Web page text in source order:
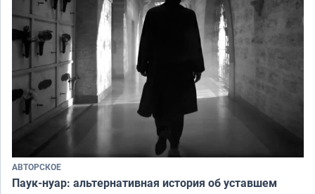
АВТОРСКОЕ
Паук-нуар: альтернативная история об уставшем